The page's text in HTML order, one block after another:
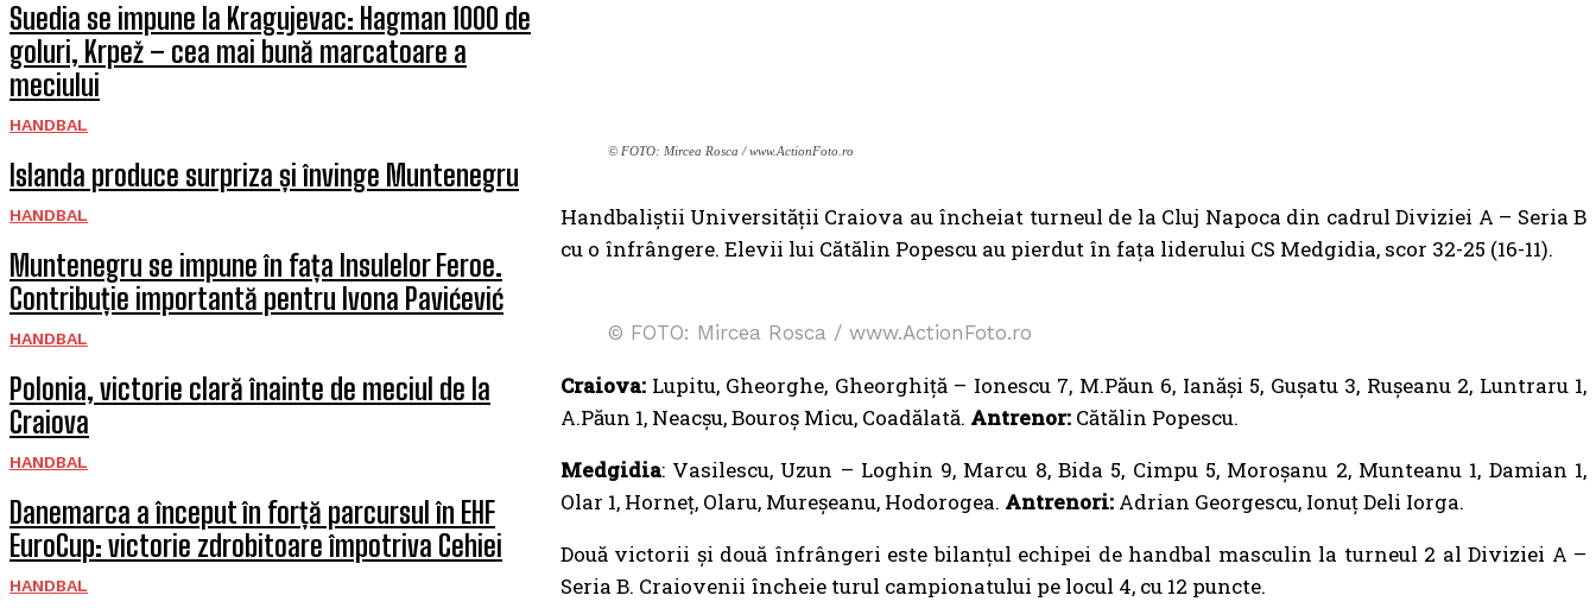
Suedia se impune la Kragujevac: Hagman 1000 de
goluri, Krpež – cea mai bună marcatoare a
meciului
HANDBAL
Islanda produce surpriza și învinge Muntenegru
HANDBAL
Muntenegru se impune în fața Insulelor Feroe.
Contribuție importantă pentru Ivona Pavićević
HANDBAL
Polonia, victorie clară înainte de meciul de la
Craiova
HANDBAL
Danemarca a început în forță parcursul în EHF
EuroCup: victorie zdrobitoare împotriva Cehiei
HANDBAL
© FOTO: Mircea Rosca / www.ActionFoto.ro
Handbaliștii Universității Craiova au încheiat turneul de la Cluj Napoca din cadrul Diviziei A – Seria B
cu o înfrângere. Elevii lui Cătălin Popescu au pierdut în fața liderului CS Medgidia, scor 32-25 (16-11).
© FOTO: Mircea Rosca / www.ActionFoto.ro
Craiova:Lupitu, Gheorghe, Gheorghiță – Ionescu 7, M.Păun 6, Ianăși 5, Gușatu 3, Rușeanu 2, Luntraru 1,
A.Păun 1, Neacșu, Bouroș Micu, Coadălată. Antrenor:Cătălin Popescu.
Medgidia: Vasilescu, Uzun – Loghin 9, Marcu 8, Bida 5, Cimpu 5, Moroșanu 2, Munteanu 1, Damian 1,
Olar 1, Horneț, Olaru, Mureșeanu, Hodorogea. Antrenori:Adrian Georgescu, Ionuț Deli Iorga.
Două victorii și două înfrângeri este bilanțul echipei de handbal masculin la turneul 2 al Diviziei A –
Seria B. Craiovenii încheie turul campionatului pe locul 4, cu 12 puncte.